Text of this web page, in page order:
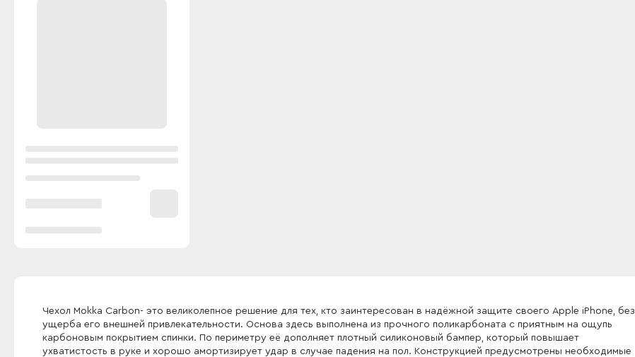
Чехол Mokka Carbon- это великолепное решение для тех, кто заинтересован в надёжной защите своего Apple iPhone, без
ущерба его внешней привлекательности. Основа здесь выполнена из прочного поликарбоната с приятным на ощупь
карбоновым покрытием спинки. По периметру её дополняет плотный силиконовый бампер, который повышает
ухватистость в руке и хорошо амортизирует удар в случае падения на пол. Конструкцией предусмотрены необходимые